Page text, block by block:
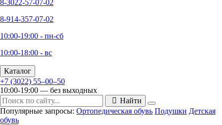
8-3022-57-07-02
8-914-357-07-02
10:00-19:00 - пн-сб
10:00-18:00 - вс
Каталог
+7 (3022) 55‒00‒50
10:00-19:00 — без выходных
Найти
Популярные запросы: Ортопедическая обувь Подушки Детская
обувь